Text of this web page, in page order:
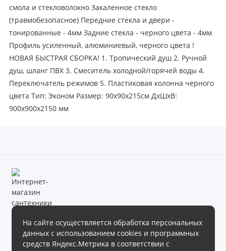
смола и стекловолокно Закаленное стекло
(травмобезопасное) Передние стекла и двери -
тонированные - 4мм Задние стекла - черного цвета - 4мм
Профиль усиленный, алюминиевый, черного цвета !
НОВАЯ БЫСТРАЯ СБОРКА! 1. Тропический душ 2. Ручной
душ, шланг ПВХ 3. Смеситель холодной/горячей воды 4.
Переключатель режимов 5. Пластиковая колонна черного
цвета Тип: Эконом Размер: 90x90x215см ДxШxВ:
900x900x2150 мм
На сайте осуществляется обработка персональных
данных с использованием cookies и программных
средств Яндекс.Метрика в соответствии с
Магазин сантехники «Теплое море» готов предложить своим